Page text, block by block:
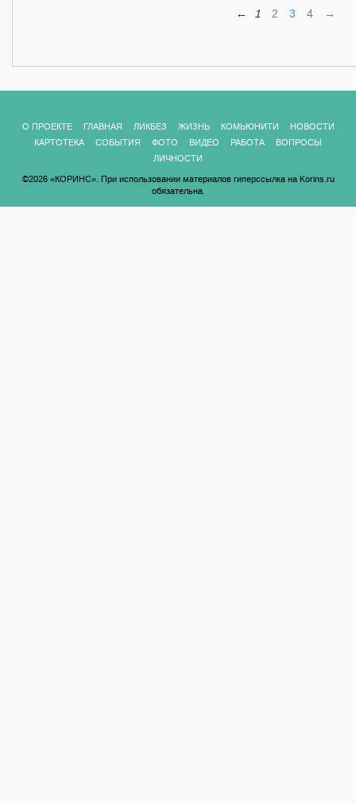
← 1 2 3 4 →
О ПРОЕКТЕ ГЛАВНАЯ ЛИКБЕЗ ЖИЗНЬ КОМЬЮНИТИ
НОВОСТИ
КАРТОТЕКА
СОБЫТИЯ ФОТО ВИДЕО РАБОТА
ВОПРОСЫ
ЛИЧНОСТИ
©2026 «КОРИНС». При использовании материалов гиперссылка на Korins.ru
обязательна.